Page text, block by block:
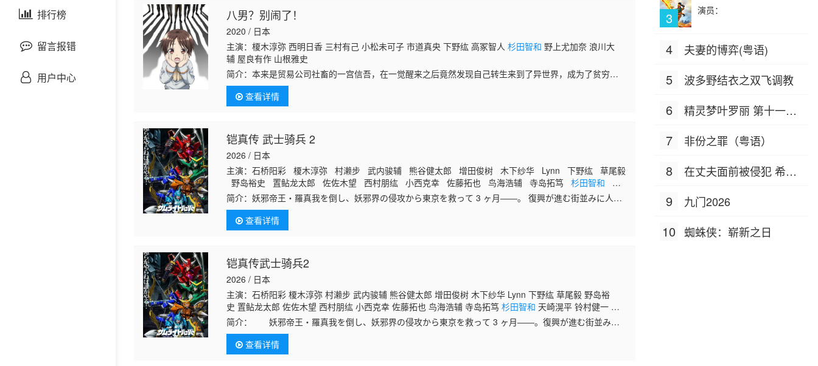
剧情片
战争片
悬疑片
泰国剧
欧美综艺
欧美动漫
排行榜
留言报错
用户中心
八男？别闹了！
2020 / 日本
主演：榎木淳弥 西明日香 三村有己 小松未可子 市道真央 下野纮 高冢智人杉田智和 野上尤加奈 浪川大
辅 屋良有作 山根雅史
简介：本来是贸易公司社畜的一宫信吾，在一觉醒来之后竟然发现自己转生来到了异世界，成为了贫穷贵
族家最小的孩子威德林（榎木淳弥 配音）。虽说自己的身份是贵族，但威德林的日子却并不好过，他既无
法继承领地，又不
查看详情
铠真传 武士骑兵 2
2026 / 日本
主演：石桥阳彩 榎木淳弥 村濑步 武内骏辅 熊谷健太郎 增田俊树 木下纱华 Lynn 下野纮 草尾毅
野岛裕史 置鲇龙太郎 佐佐木望 西村朋纮 小西克幸 佐藤拓也 鸟海浩辅 寺岛拓笃杉田智和 天
崎滉平 铃村健一 泽城千春 竹内良太 远藤大智 熊谷俊辉 坂本真绫 子安武人 前野智昭 远藤绫
白熊宽嗣
简介：妖邪帝王・羅真我を倒し、妖邪界の侵攻から東京を救って 3 ヶ月――。 復興が進む街並みに人々
は再び訪れた平和を享受していた。 だが、人類の前に新たな脅威が現れる。 その名も「天導界」。 ヤシ
マノサグメ
查看详情
铠真传武士骑兵2
2026 / 日本
主演：石桥阳彩 榎木淳弥 村濑步 武内骏辅 熊谷健太郎 增田俊树 木下纱华 Lynn 下野纮 草尾毅 野岛裕
史 置鲇龙太郎 佐佐木望 西村朋纮 小西克幸 佐藤拓也 鸟海浩辅 寺岛拓笃杉田智和 天崎滉平 铃村健一 泽
城千春 竹内良太 远藤大智 熊谷俊辉 坂本真绫 子安武人 前野智昭 远藤绫 白熊宽嗣
简介：
妖邪帝王・羅真我を倒し、妖邪界の侵攻から東京を救って 3 ヶ月――。復興が進む街並みに
人々は再び訪れた平和を享受していた。だが、人類の前に新たな脅威が現れる。その名も「天導界」。
ヤシマノサグメとそ
查看详情
3 演员：
4 夫妻的博弈(粤语)
5 波多野结衣之双飞调教
6
精灵梦叶罗丽 第十一季
7 非份之罪（粤语）
8
在丈夫面前被侵犯 希岛
9 九门2026
10 蜘蛛侠：崭新之日